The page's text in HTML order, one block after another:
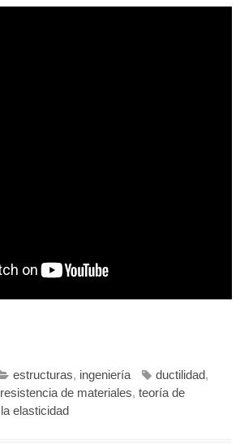
estructuras, ingeniería ductilidad,
resistencia de materiales, teoría de
elasticidad